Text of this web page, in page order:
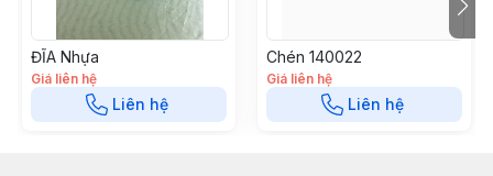
ĐĨA Nhựa
Giá liên hệ
Liên hệ
Chén 140022
Giá liên hệ
Liên hệ